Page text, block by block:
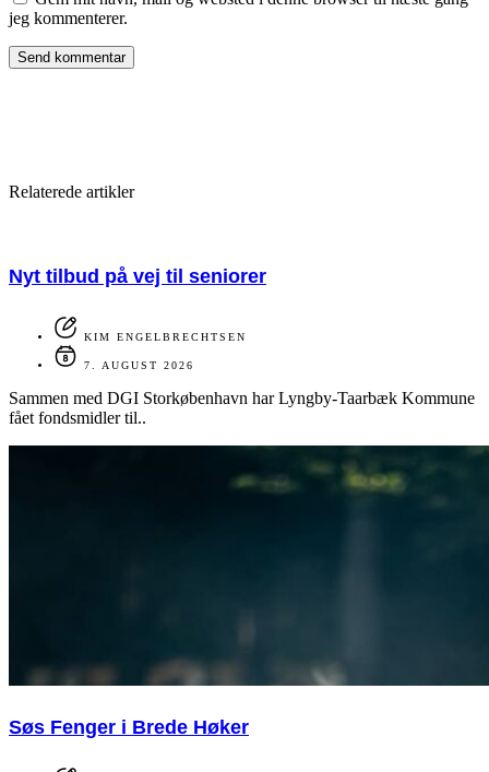
jeg kommenterer.
Relaterede artikler
Nyt tilbud på vej til seniorer
KIM ENGELBRECHTSEN
7. AUGUST 2026
Sammen med DGI Storkøbenhavn har Lyngby-Taarbæk Kommune
fået fondsmidler til..
Søs Fenger i Brede Høker